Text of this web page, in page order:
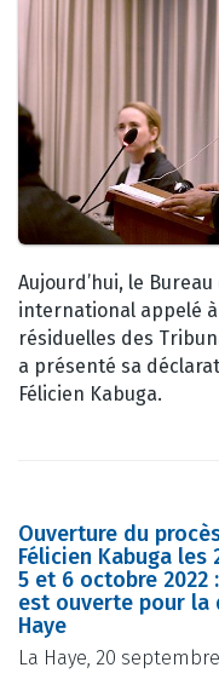
Aujourd’hui, le
international appelé
résiduelles des
a présenté sa
Félicien Kabuga.
Ouverture du
Félicien Kabuga les
5 et 6 octobre 2022
est ouverte pour la
Haye
La Haye, 20